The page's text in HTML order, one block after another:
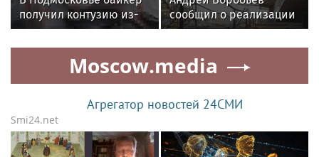
получил контузию из-
за столкновения с
вороной
сообщил о реализации
80 крупных дорожных
проектов в
Подмосковье
Moscow.media
Агрегатор новостей 24СМИ
Smi24.net